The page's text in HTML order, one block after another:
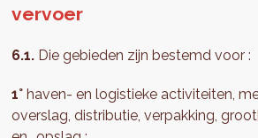
vervoer
6.1. Die gebieden zijn bestemd voor :
1° haven- en logistieke activiteiten,
overslag, distributie, verpakking,